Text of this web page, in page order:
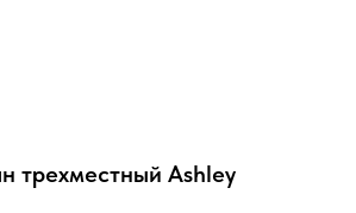
трехместный Ashley